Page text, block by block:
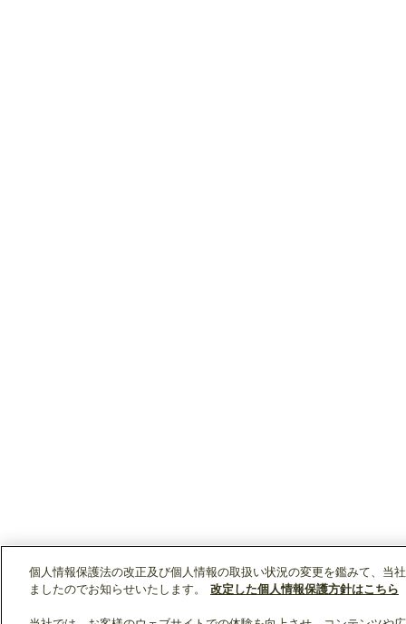
個人情報保護法の改正及び個人情報の取扱い状況の変更を鑑みて、当
ましたのでお知らせいたします。
改定した個人情報保護方針はこちら